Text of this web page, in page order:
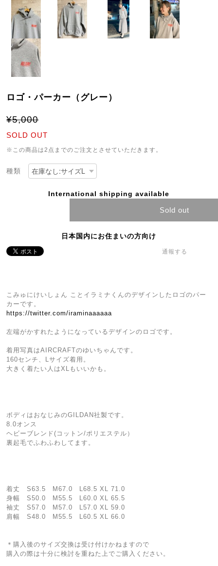
ロゴ・パーカー（グレー）
¥5,000
SOLD OUT
※この商品は2点までのご注文とさせていただきます。
種類
International shipping available
Sold out
日本国内にお住まいの方向け
通報する
こみゅにけいしょん ことイラミナくんのデザインしたロゴのパー
カーです。
https://twitter.com/iraminaaaaaa
左端がかすれたようになっているデザインのロゴです。
着用写真はAIRCRAFTのゆいちゃんです。
160センチ、Lサイズ着用。
大きく着たい人はXLもいいかも。
ボディはおなじみのGILDAN社製です。
8.0オンス
ヘビーブレンド(コットン/ポリエステル）
裏起毛でふわふわしてます。
着丈 S63.5 M67.0 L68.5 XL 71.0
身幅 S50.0 M55.5 L60.0 XL 65.5
袖丈 S57.0 M57.0 L57.0 XL 59.0
肩幅 S48.0 M55.5 L60.5 XL 66.0
＊購入後のサイズ交換は受け付けかねますので
購入の際は十分に検討を重ねた上でご購入ください。